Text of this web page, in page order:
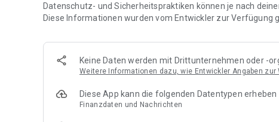
Datenschutz- und Sicherheitspraktiken können je nach
Diese Informationen wurden vom Entwickler zur Verfügung
Keine Daten werden mit Drittunternehmen oder -
Weitere Informationen dazu, wie Entwickler Angaben zur
Diese App kann die folgenden Datentypen erheben
Finanzdaten und Nachrichten